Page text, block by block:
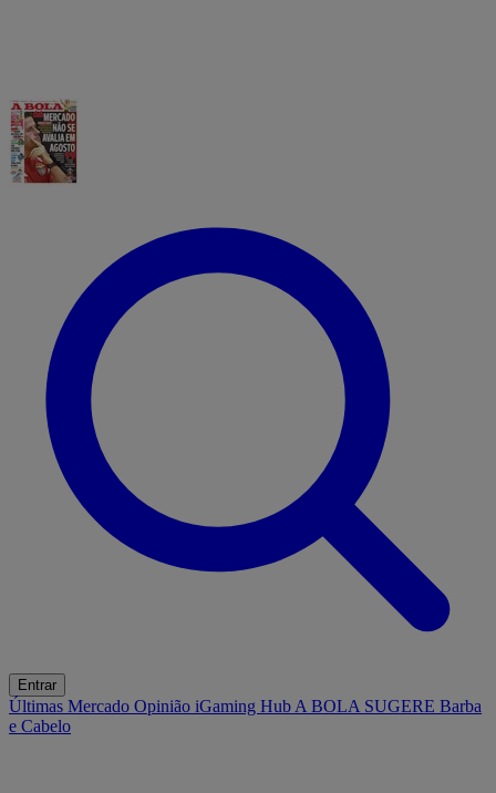
Entrar
Últimas Mercado Opinião iGaming Hub A BOLA SUGERE Barba
e Cabelo